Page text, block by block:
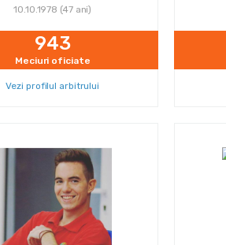
10.10.1978 (47 ani)
943
Meciuri oficiate
Vezi profilul arbitrului